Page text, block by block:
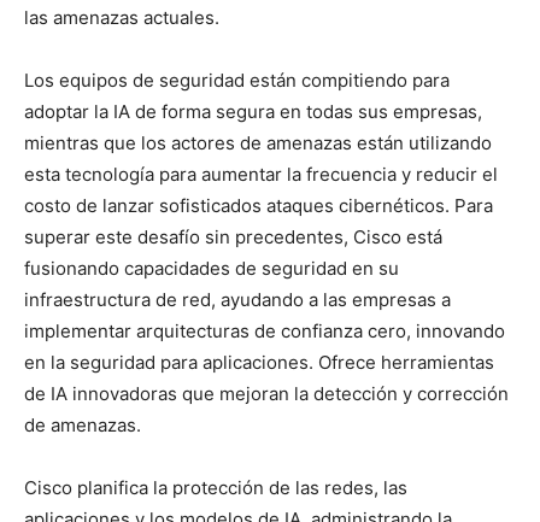
las amenazas actuales.
Los equipos de seguridad están compitiendo para
adoptar la IA de forma segura en todas sus empresas,
mientras que los actores de amenazas están utilizando
esta tecnología para aumentar la frecuencia y reducir el
costo de lanzar sofisticados ataques cibernéticos. Para
superar este desafío sin precedentes, Cisco está
fusionando capacidades de seguridad en su
infraestructura de red, ayudando a las empresas a
implementar arquitecturas de confianza cero, innovando
en la seguridad para aplicaciones. Ofrece herramientas
de IA innovadoras que mejoran la detección y corrección
de amenazas.
Cisco planifica la protección de las redes, las